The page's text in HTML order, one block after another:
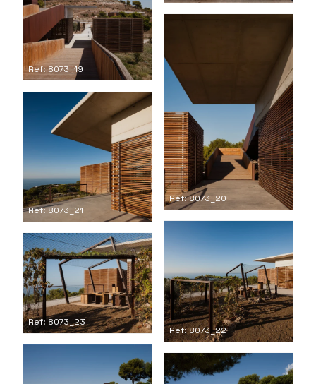
Ref: 8073_19
Ref: 8073_20
Ref: 8073_21
Ref: 8073_22
Ref: 8073_23